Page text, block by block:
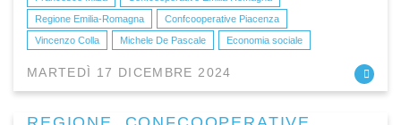
Regione Emilia-Romagna
Confcooperative Piacenza
Vincenzo Colla
Michele De Pascale Economia sociale
MARTEDÌ 17 DICEMBRE 2024